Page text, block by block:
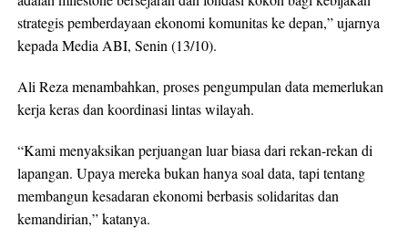
strategis pemberdayaan ekonomi komunitas ke depan,” ujarnya
kepada Media ABI, Senin (13/10).
Ali Reza menambahkan, proses pengumpulan data memerlukan
kerja keras dan koordinasi lintas wilayah.
“Kami menyaksikan perjuangan luar biasa dari rekan-rekan di
lapangan. Upaya mereka bukan hanya soal data, tapi tentang
membangun kesadaran ekonomi berbasis solidaritas dan
kemandirian,” katanya.